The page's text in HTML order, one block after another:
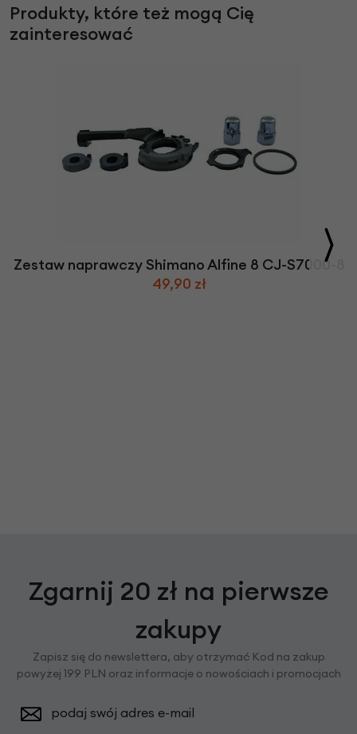
Produkty, które też mogą Cię
zainteresować
Zestaw naprawczy Shimano Alfine 8 CJ-S7000-8
49,90 zł
Zgarnij 20 zł na pierwsze
zakupy
Zapisz się do newslettera, aby otrzymać Kod na zakup
powyżej 199 PLN oraz informacje o nowościach i promocjach
podaj swój adres e-mail